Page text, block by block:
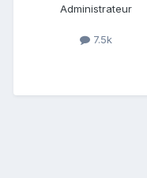
Administrateur
7.5k